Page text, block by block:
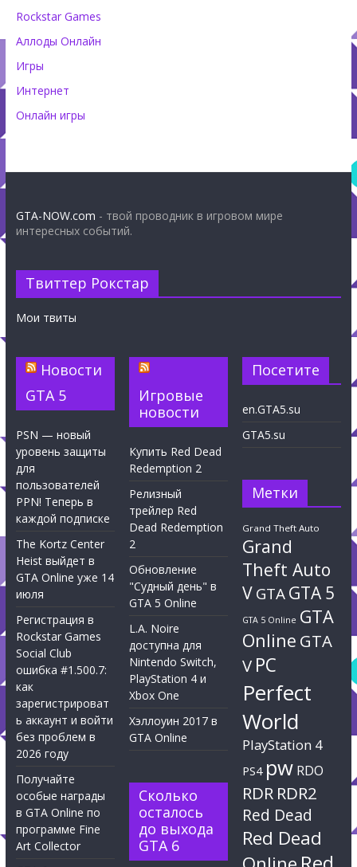
Rockstar Games
Аллоды Онлайн
Игры
Интернет
Онлайн игры
GTA-NOW.com - твой проводник в игровом мире
интересных событий.
Твиттер Рокстар
Мои твиты
Новости
GTA 5
PSN — новый
уровень защиты
для
пользователей
PPN! Теперь в
каждой подписке
The Kortz Center
Heist выйдет в
GTA Online уже 14
июля
Регистрация в
Rockstar Games
Social Club
ошибка #1.500.7:
как
зарегистрироват
ь аккаунт и войти
без проблем в
2026 году
Получайте
особые награды
в GTA Online по
программе Fine
Art Collector
Игровые
новости
Купить Red Dead
Redemption 2
Релизный
трейлер Red
Dead Redemption
2
Обновление
"Судный день" в
GTA 5 Online
L.A. Noire
доступна для
Nintendo Switch,
PlayStation 4 и
Xbox One
Хэллоуин 2017 в
GTA Online
Сколько
осталось
до выхода
GTA 6
Посетите
en.GTA5.su
GTA5.su
Метки
Grand Theft Auto
Grand
Theft Auto
VGTAGTA 5
GTA 5 Online GTA
Online GTA
V PC
Perfect
World
PlayStation 4
PS4 pw RDO
RDR RDR2
Red Dead
Red Dead